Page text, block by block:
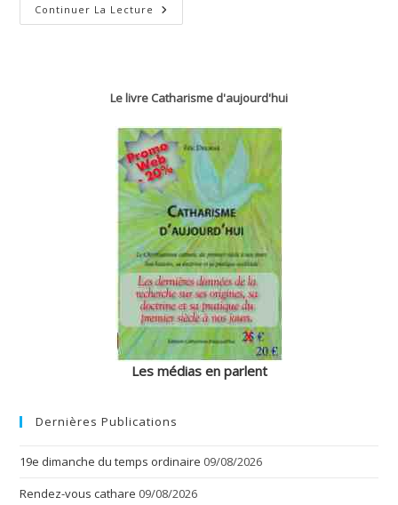
Continuer La Lecture Psaume
28
Le livre Catharisme d'aujourd'hui
Les médias en parlent
Dernières Publications
19e dimanche du temps ordinaire 09/08/2026
Rendez-vous cathare 09/08/2026